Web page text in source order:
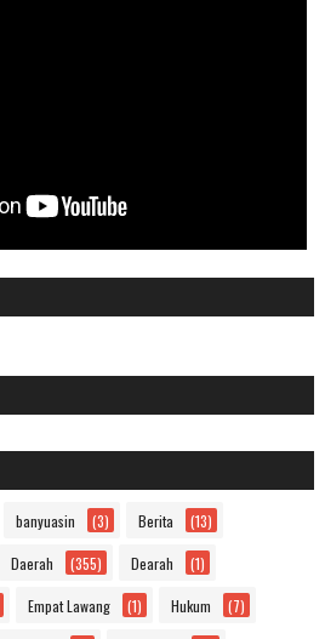
banyuasin (3) Berita (13)
Daerah (355) Dearah (1)
Empat Lawang (1) Hukum (7)